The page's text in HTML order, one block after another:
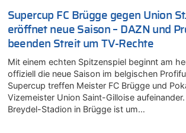
Supercup FC Brügge gegen Union
eröffnet neue Saison – DAZN und
beenden Streit um TV-Rechte
Mit einem echten Spitzenspiel beginnt am
offiziell die neue Saison im belgischen
Supercup treffen Meister FC Brügge und
Vizemeister Union Saint-Gilloise
Breydel-Stadion in Brügge ist um…